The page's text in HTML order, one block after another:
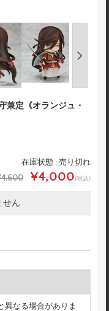
兼定《オランジュ・
在庫状態 : 売り切れ
¥4,000(税込)
せん
異なる場合がありま